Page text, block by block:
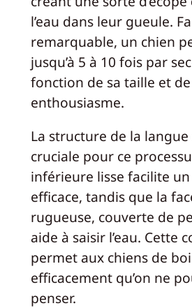
l’eau dans leur gueule.
remarquable, un chien
jusqu’à 5 à 10 fois par
fonction de sa taille et
enthousiasme.
La structure de la langue
cruciale pour ce
inférieure lisse facilite
efficace, tandis que la
rugueuse, couverte de
aide à saisir l’eau. Cette
permet aux chiens de
efficacement qu’on ne
penser.